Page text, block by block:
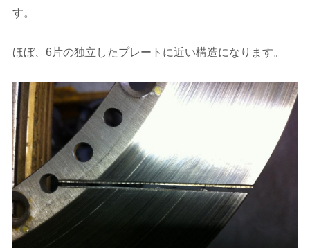
す。
ほぼ、6片の独立したプレートに近い構造になります。